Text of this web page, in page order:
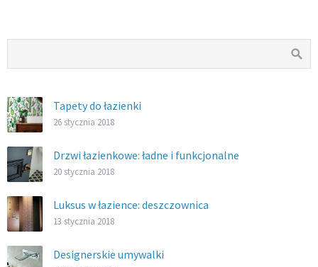
Tapety do łazienki
26 stycznia 2018
Drzwi łazienkowe: ładne i funkcjonalne
20 stycznia 2018
Luksus w łazience: deszczownica
13 stycznia 2018
Designerskie umywalki